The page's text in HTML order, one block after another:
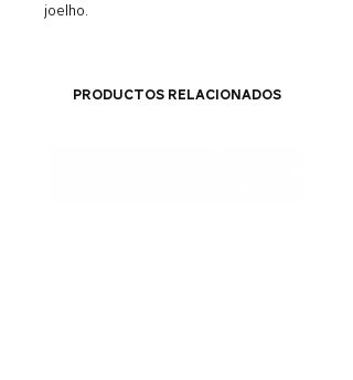
joelho.
Productos relacionados